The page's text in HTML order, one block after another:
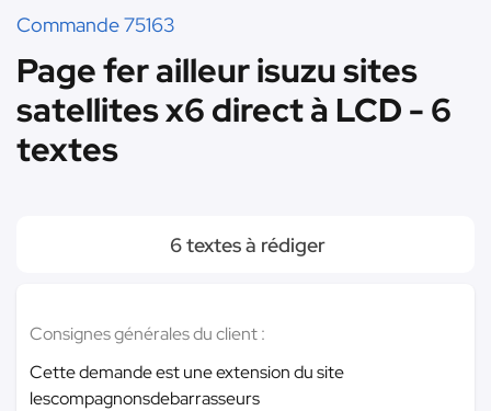
Commande 75163
Page fer ailleur isuzu sites
satellites x6 direct à LCD - 6
textes
6 textes à rédiger
Consignes générales du client :
Cette demande est une extension du site
lescompagnonsdebarrasseurs